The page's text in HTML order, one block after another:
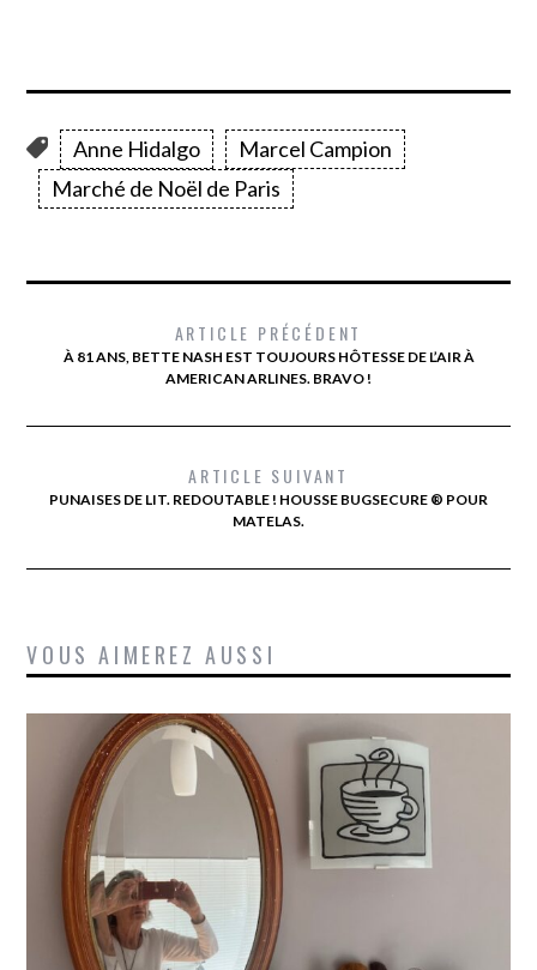
Anne Hidalgo
Marcel Campion
Marché de Noël de Paris
ARTICLE PRÉCÉDENT
À 81 ANS, BETTE NASH EST TOUJOURS HÔTESSE DE L’AIR À
AMERICAN ARLINES. BRAVO !
ARTICLE SUIVANT
PUNAISES DE LIT. REDOUTABLE ! HOUSSE BUGSECURE ® POUR
MATELAS.
VOUS AIMEREZ AUSSI